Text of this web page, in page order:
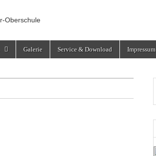
Galerie Service & Download Impressum